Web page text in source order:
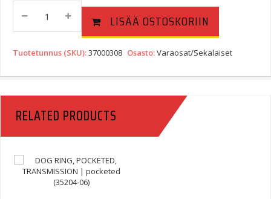
CLUTCH
CMPNT,RELEASE
|
(37000308)
LISÄÄ OSTOSKORIIN
Tuotetunnus (SKU):37000308 Osasto:Varaosat/Sekalaiset
RELATED PRODUCTS